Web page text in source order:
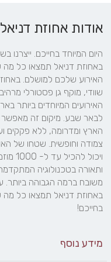
אודות אחוזת דניאל
בחייכם!
מידע נוסף